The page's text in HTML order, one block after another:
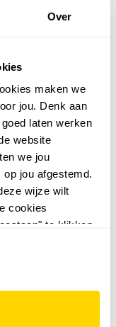
Over
maken we
jou. Denk aan
laten werken
website
we jou
jou afgestemd.
wijze wilt
cookies
te klikken.